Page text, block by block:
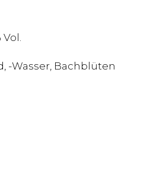
-Wasser, Bachblüten